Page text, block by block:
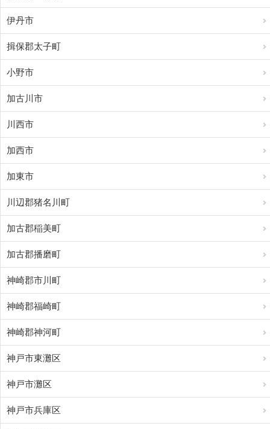
伊丹市
揖保郡太子町
小野市
加古川市
川西市
加西市
加東市
川辺郡猪名川町
加古郡稲美町
加古郡播磨町
神崎郡市川町
神崎郡福崎町
神崎郡神河町
神戸市東灘区
神戸市灘区
神戸市兵庫区